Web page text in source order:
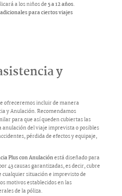
a los niños de5 a 12 años.
para ciertos viajes
y
ofreceremos incluir de manera
y Anulación. Recomendamos
para que así queden cubiertas las
anulación del viaje imprevista o posibles
pérdida de efectos y equipaje,
Plus con Anulaciónestá diseñado para
43 causas garantizadas, es decir, cubre
cualquier situación e imprevisto de
motivos establecidos en las
de la póliza.